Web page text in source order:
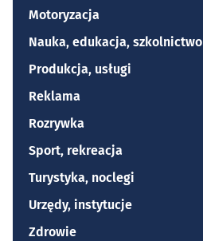
Motoryzacja
Nauka, edukacja, szkolnictwo
Produkcja, usługi
Reklama
Rozrywka
Sport, rekreacja
Turystyka, noclegi
Urzędy, instytucje
Zdrowie